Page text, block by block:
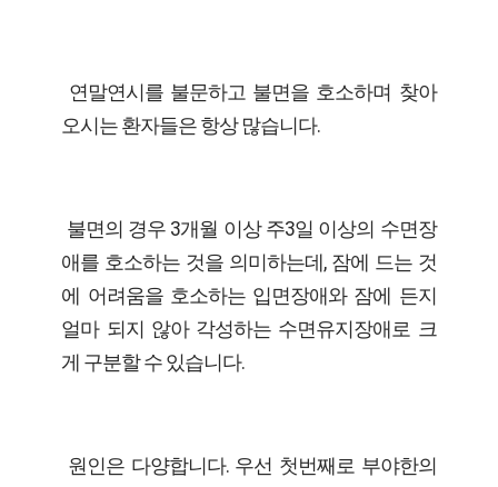
연말연시를 불문하고 불면을 호소하며 찾아
오시는 환자들은 항상 많습니다.
불면의 경우 3개월 이상 주3일 이상의 수면장
애를 호소하는 것을 의미하는데, 잠에 드는 것
에 어려움을 호소하는 입면장애와 잠에 든지
얼마 되지 않아 각성하는 수면유지장애로 크
게 구분할 수 있습니다.
원인은 다양합니다. 우선 첫번째로 부야한의